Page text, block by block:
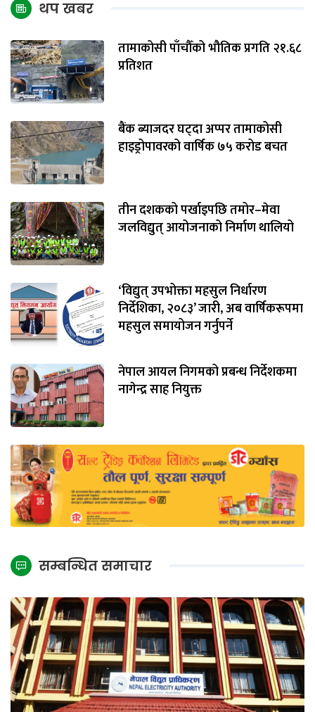
थप खबर
तामाकोसी पाँचौँको भौतिक प्रगति २१.६८
प्रतिशत
बैंक ब्याजदर घट्दा अप्पर तामाकोसी
हाइड्रोपावरको वार्षिक ७५ करोड बचत
तीन दशकको पर्खाइपछि तमोर–मेवा
जलविद्युत् आयोजनाको निर्माण थालियो
‘विद्युत् उपभोक्ता महसुल निर्धारण
निर्देशिका, २०८३’ जारी, अब वार्षिकरूपमा
महसुल समायोजन गर्नुपर्ने
नेपाल आयल निगमको प्रबन्ध निर्देशकमा
नागेन्द्र साह नियुक्त
सम्बन्धित समाचार